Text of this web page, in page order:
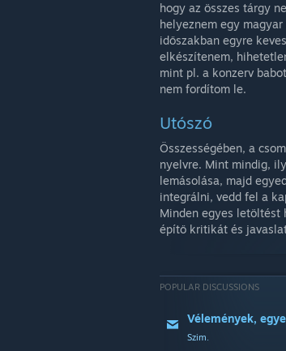
hogy az összes tárgy
helyeznem egy
időszakban egyre
elkészítenem,
mint pl. a konzerv
nem fordítom le.
Utószó
Összességében, a
nyelvre. Mint mindig,
lemásolása, majd
integrálni, vedd fel a
Minden egyes letöltést
építő kritikát és
POPULAR DISCUSSIONS
Vélemények,
Szim.